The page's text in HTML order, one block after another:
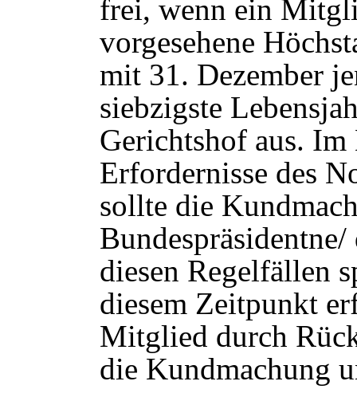
frei, wenn ein
vorgesehene
mit 31. Dezember
siebzigste
Gerichtshof aus.
Erfordernisse des
sollte die
diesen Regelfällen
diesem Zeitpunkt
Mitglied durch
die Kundmachung